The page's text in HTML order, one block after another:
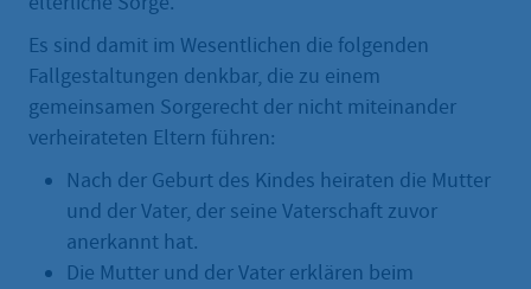
Es sind damit im Wesentlichen die folgenden
Fallgestaltungen denkbar, die zu einem
gemeinsamen Sorgerecht der nicht miteinander
verheirateten Eltern führen:
Nach der Geburt des Kindes heiraten die Mutter
und der Vater, der seine Vaterschaft zuvor
anerkannt hat.
Die Mutter und der Vater erklären beim